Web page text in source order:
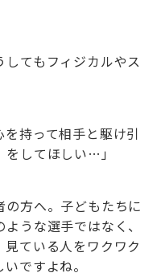
してもフィジカルやス
を持って相手と駆け引
してほしい…」
方へ。子どもたちに
うな選手ではなく、
ている人をワクワク
ですよね。